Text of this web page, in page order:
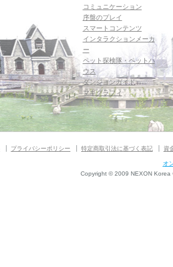
コミュニケーション
序盤のプレイ
スマートコンテンツ
インタラクションメーカ
ー
ペット探検隊・ペットハ
ウス
ダンジョンガイド
マギグラフィ
プライバシーポリシー 特定商取引法に基づく表記 資
オ
Copyright © 2009 NEXON Korea